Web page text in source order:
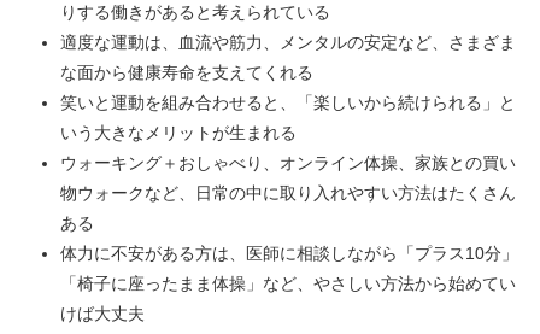
りする働きがあると考えられている
適度な運動は、血流や筋力、メンタルの安定など、さまざま
な面から健康寿命を支えてくれる
笑いと運動を組み合わせると、「楽しいから続けられる」と
いう大きなメリットが生まれる
ウォーキング＋おしゃべり、オンライン体操、家族との買い
物ウォークなど、日常の中に取り入れやすい方法はたくさん
ある
体力に不安がある方は、医師に相談しながら「プラス10分」
「椅子に座ったまま体操」など、やさしい方法から始めてい
けば大丈夫